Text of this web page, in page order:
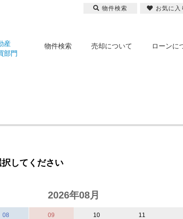
産
部門
物件検索 売却について ローンに
してください
2026年08月
08
09
10
11
物件検索 お気に入